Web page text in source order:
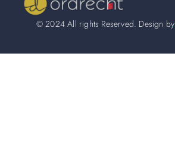
© 2024 All rights Reserved. Design by